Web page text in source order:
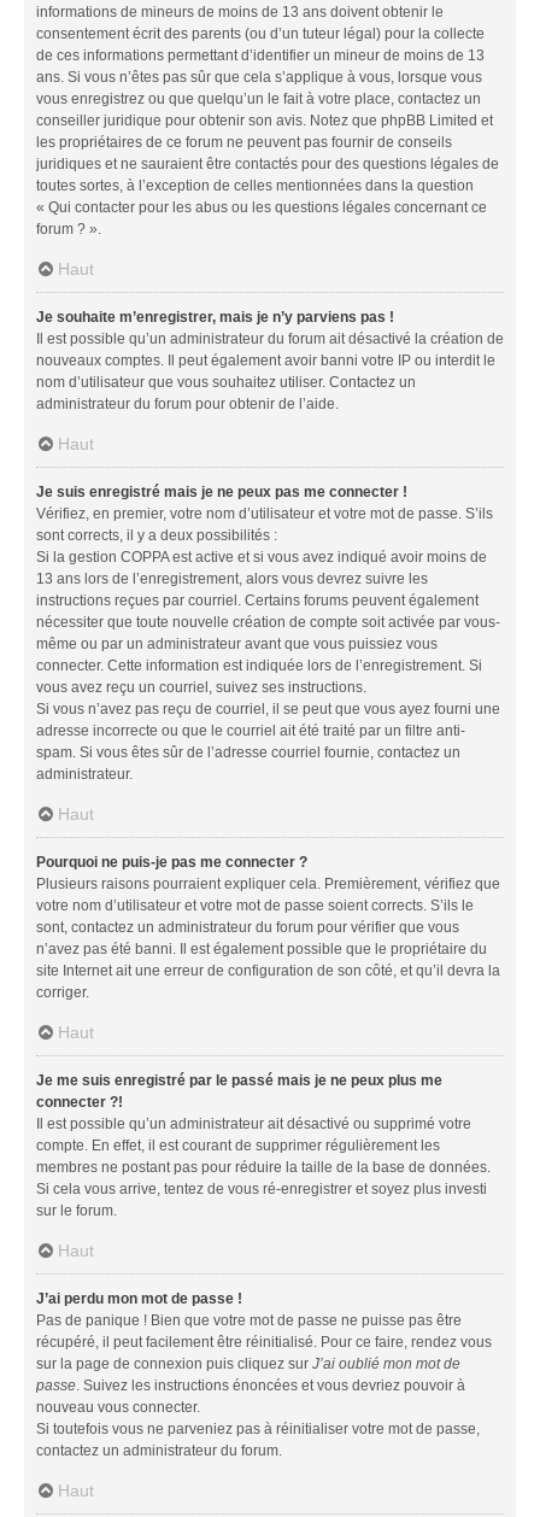
informations de mineurs de moins de 13 ans doivent obtenir le
consentement écrit des parents (ou d’un tuteur légal) pour la collecte
de ces informations permettant d’identifier un mineur de moins de 13
ans. Si vous n’êtes pas sûr que cela s’applique à vous, lorsque vous
vous enregistrez ou que quelqu’un le fait à votre place, contactez un
conseiller juridique pour obtenir son avis. Notez que phpBB Limited et
les propriétaires de ce forum ne peuvent pas fournir de conseils
juridiques et ne sauraient être contactés pour des questions légales de
toutes sortes, à l’exception de celles mentionnées dans la question
« Qui contacter pour les abus ou les questions légales concernant ce
forum ? ».
Haut
Je souhaite m’enregistrer, mais je n’y parviens pas !
Il est possible qu’un administrateur du forum ait désactivé la création de
nouveaux comptes. Il peut également avoir banni votre IP ou interdit le
nom d’utilisateur que vous souhaitez utiliser. Contactez un
administrateur du forum pour obtenir de l’aide.
Haut
Je suis enregistré mais je ne peux pas me connecter !
Vérifiez, en premier, votre nom d’utilisateur et votre mot de passe. S’ils
sont corrects, il y a deux possibilités :
Si la gestion COPPA est active et si vous avez indiqué avoir moins de
13 ans lors de l’enregistrement, alors vous devrez suivre les
instructions reçues par courriel. Certains forums peuvent également
nécessiter que toute nouvelle création de compte soit activée par vous-
même ou par un administrateur avant que vous puissiez vous
connecter. Cette information est indiquée lors de l’enregistrement. Si
vous avez reçu un courriel, suivez ses instructions.
Si vous n’avez pas reçu de courriel, il se peut que vous ayez fourni une
adresse incorrecte ou que le courriel ait été traité par un filtre anti-
spam. Si vous êtes sûr de l’adresse courriel fournie, contactez un
administrateur.
Haut
Pourquoi ne puis-je pas me connecter ?
Plusieurs raisons pourraient expliquer cela. Premièrement, vérifiez que
votre nom d’utilisateur et votre mot de passe soient corrects. S’ils le
sont, contactez un administrateur du forum pour vérifier que vous
n’avez pas été banni. Il est également possible que le propriétaire du
site Internet ait une erreur de configuration de son côté, et qu’il devra la
corriger.
Haut
Je me suis enregistré par le passé mais je ne peux plus me
connecter ?!
Il est possible qu’un administrateur ait désactivé ou supprimé votre
compte. En effet, il est courant de supprimer régulièrement les
membres ne postant pas pour réduire la taille de la base de données.
Si cela vous arrive, tentez de vous ré-enregistrer et soyez plus investi
sur le forum.
Haut
J’ai perdu mon mot de passe !
Pas de panique ! Bien que votre mot de passe ne puisse pas être
récupéré, il peut facilement être réinitialisé. Pour ce faire, rendez vous
sur la page de connexion puis cliquez sur J’ai oublié mon mot de
passe. Suivez les instructions énoncées et vous devriez pouvoir à
nouveau vous connecter.
Si toutefois vous ne parveniez pas à réinitialiser votre mot de passe,
contactez un administrateur du forum.
Haut